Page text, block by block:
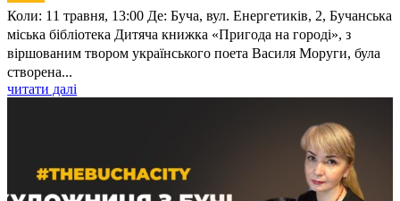
Коли: 11 травня, 13:00 Де: Буча, вул. Енергетиків, 2, Бучанська
міська бібліотека Дитяча книжка «Пригода на городі», з
віршованим твором українського поета Василя Моруги, була
створена...
читати далі